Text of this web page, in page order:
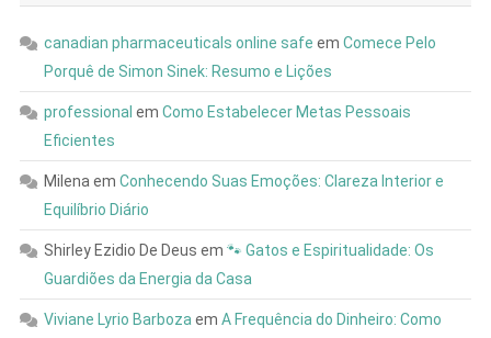
canadian pharmaceuticals online safe em Comece Pelo
Porquê de Simon Sinek: Resumo e Lições
professional em Como Estabelecer Metas Pessoais
Eficientes
Milenaem Conhecendo Suas Emoções: Clareza Interior e
Equilíbrio Diário
Shirley Ezidio De Deus em 🐾 Gatos e Espiritualidade: Os
Guardiões da Energia da Casa
Viviane Lyrio Barbozaem A Frequência do Dinheiro: Como